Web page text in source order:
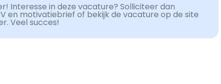
Interesse in deze vacature? Solliciteer dan
en motivatiebrief of bekijk de vacature op de site
Veel succes!